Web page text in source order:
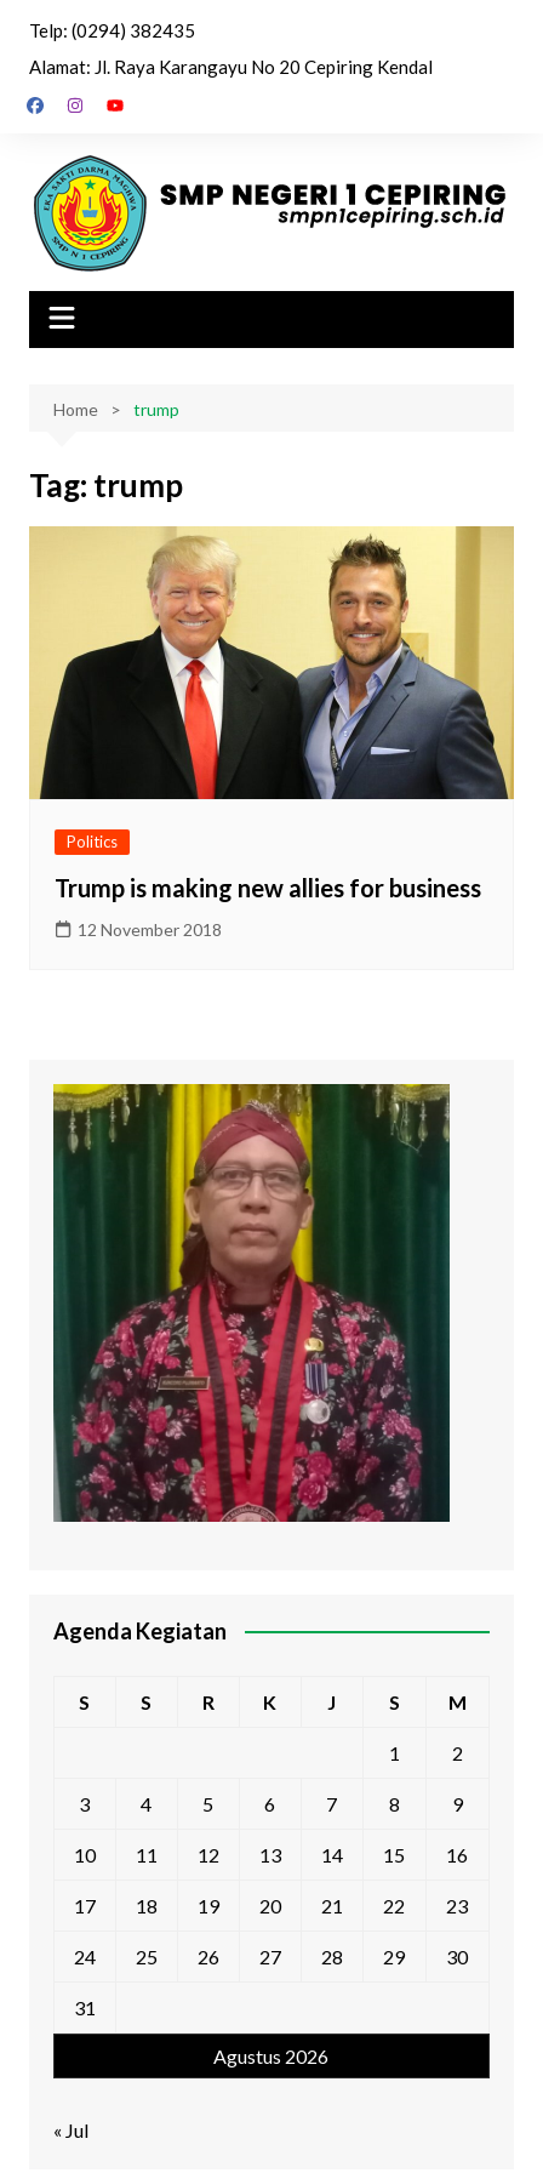
content
Telp: (0294) 382435
Alamat: Jl. Raya Karangayu No 20 Cepiring Kendal
Home trump
Tag: trump
Politics
Trump is making new allies for business
12 November 2018
Agenda Kegiatan
Agustus 2026
S S R K J S M
1 2
3 4 5 6 7 8 9
10 11 12 13 14 15 16
17 18 19 20 21 22 23
24 25 26 27 28 29 30
31
« Jul